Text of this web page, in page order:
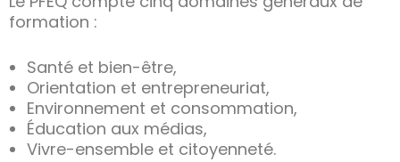
formation :
Santé et bien-être,
Orientation et entrepreneuriat,
Environnement et consommation,
Éducation aux médias,
Vivre-ensemble et citoyenneté.